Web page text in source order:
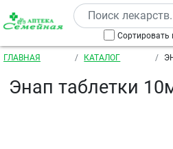
Перейти к основному
Сортировать
Строка навигации
ГЛАВНАЯ КАТАЛОГ
Энап таблетки